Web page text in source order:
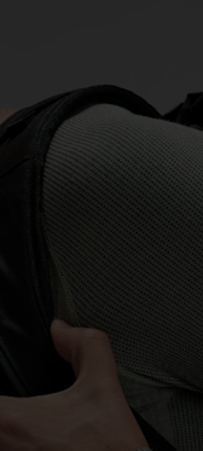
-10°
-15°
-20°
-25°